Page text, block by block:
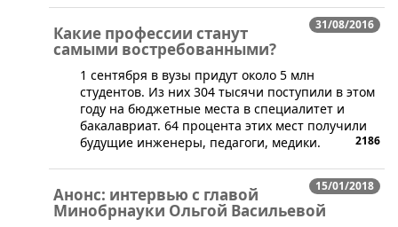
31/08/2016
Какие профессии станут
самыми востребованными?
1 сентября в вузы придут около 5 млн
студентов. Из них 304 тысячи поступили в этом
году на бюджетные места в специалитет и
бакалавриат. 64 процента этих мест получили
будущие инженеры, педагоги, медики.
2186
15/01/2018
Анонс: интервью с главой
Минобрнауки Ольгой Васильевой